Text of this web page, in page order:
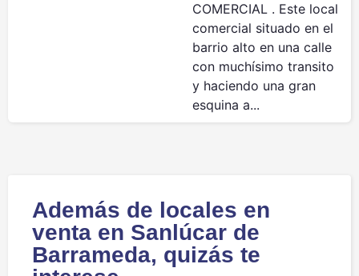
COMERCIAL . Este local
comercial situado en el
barrio alto en una calle
con muchísimo transito
y haciendo una gran
esquina a...
Además de locales en
venta en Sanlúcar de
Barrameda, quizás te